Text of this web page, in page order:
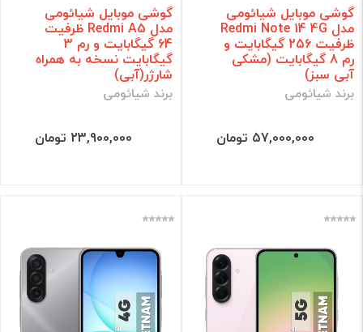
گوشی موبایل شیائومی
مدل Redmi Note 14 4G
ظرفیت 256 گیگابایت و
رم 8 گیگابایت (مشکی
آبی سبز)
برند شیائومی
57,000,000 تومان
گوشی موبایل شیائومی
مدل Redmi A5 ظرفیت
64 گیگابایت و رم 3
گیگابایت نسخه به همراه
شارژر(آبی)
برند شیائومی
23,900,000 تومان